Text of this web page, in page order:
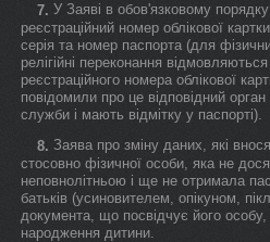
7. У Заяві в обов'язковому
реєстраційний номер облікової
серія та номер паспорта (для
релігійні переконання
реєстраційного номера облікової
повідомили про це відповідний
служби і мають відмітку у паспорті).
8. Заява про зміну даних, які
стосовно фізичної особи, яка не
неповнолітньою і ще не отримала
батьків (усиновителем, опікуном,
документа, що посвідчує його особу,
народження дитини.